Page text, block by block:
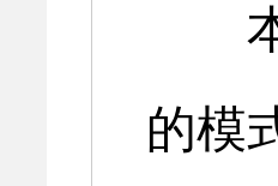
本
的模